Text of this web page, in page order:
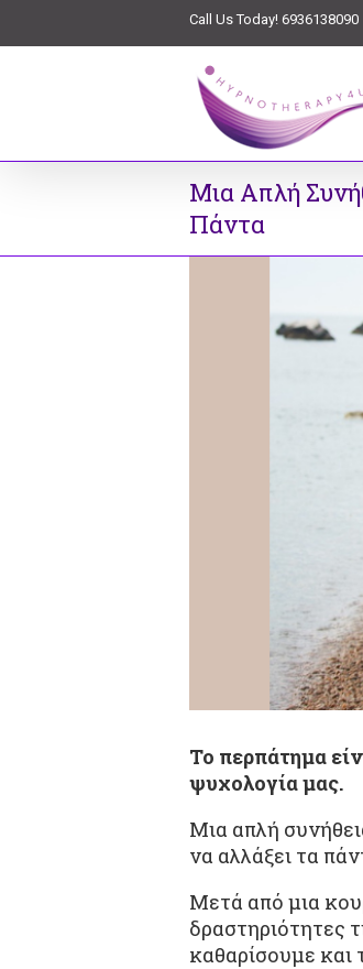
Call Us Today! 6936138090
Μια Απλή
Πάντα
Το περπάτημα
ψυχολογία μας.
Μια απλή
να αλλάξει τα
Μετά από μια
δραστηριότητες
καθαρίσουμε και